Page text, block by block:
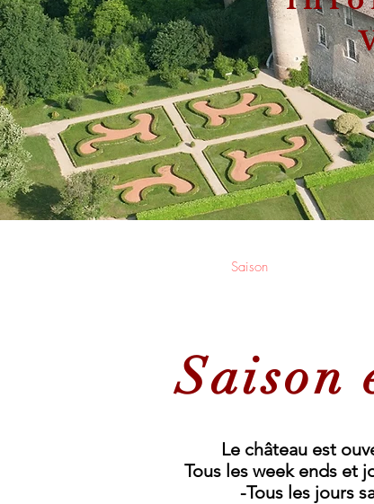
Saison
Saison
Le château est
Tous les week ends et
-Tous les jours